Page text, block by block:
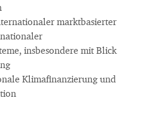
marktbasierter
insbesondere mit Blick
Klimafinanzierung und